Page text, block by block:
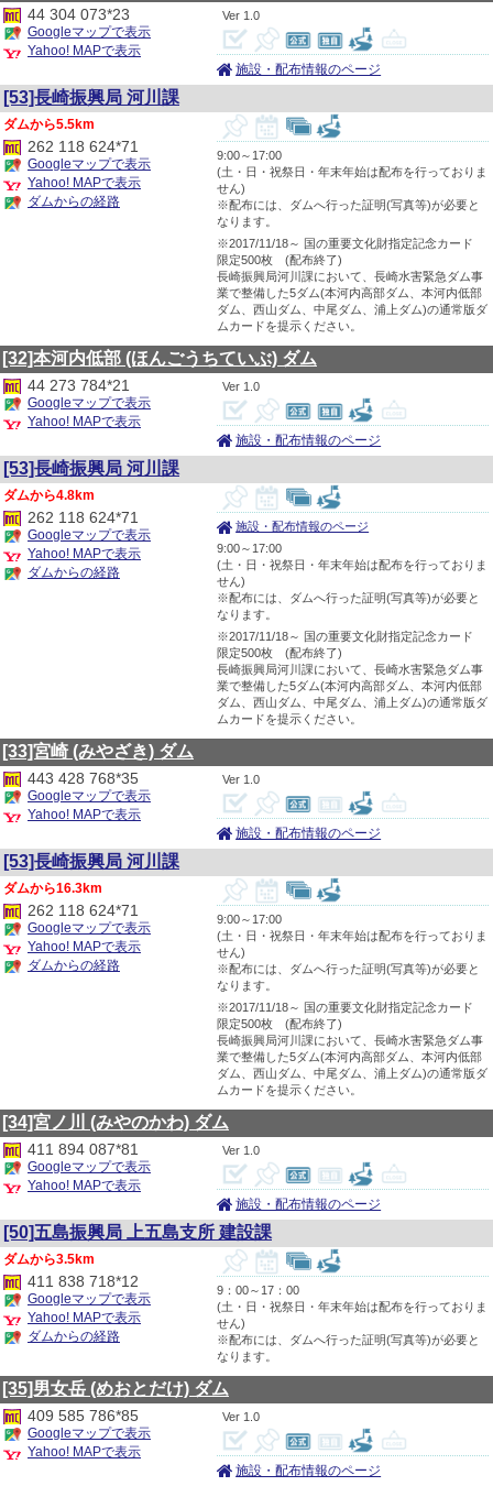
1.0
施設・配布情報のページ
44 304 073*23
Googleマップで表示
Yahoo! MAPで表示
[53]長崎振興局 河川課
9:00～17:00
(土・日・祝祭日・年末年始は配布を行っておりま
せん)
※配布には、ダムへ行った証明(写真等)が必要と
なります。
※2017/11/18～ 国の重要文化財指定記念カード
限定500枚 (配布終了)
長崎振興局河川課において、長崎水害緊急ダム事
業で整備した5ダム(本河内高部ダム、本河内低部
ダム、西山ダム、中尾ダム、浦上ダム)の通常版ダ
ムカードを提示ください。
5.5km
262 118 624*71
Googleマップで表示
Yahoo! MAPで表示
ダムからの経路
[32]本河内低部 (ほんごうちていぶ) ダム
1.0
施設・配布情報のページ
44 273 784*21
Googleマップで表示
Yahoo! MAPで表示
[53]長崎振興局 河川課
施設・配布情報のページ
9:00～17:00
(土・日・祝祭日・年末年始は配布を行っておりま
せん)
※配布には、ダムへ行った証明(写真等)が必要と
なります。
※2017/11/18～ 国の重要文化財指定記念カード
限定500枚 (配布終了)
長崎振興局河川課において、長崎水害緊急ダム事
業で整備した5ダム(本河内高部ダム、本河内低部
ダム、西山ダム、中尾ダム、浦上ダム)の通常版ダ
ムカードを提示ください。
4.8km
262 118 624*71
Googleマップで表示
Yahoo! MAPで表示
ダムからの経路
[33]宮崎 (みやざき) ダム
1.0
施設・配布情報のページ
443 428 768*35
Googleマップで表示
Yahoo! MAPで表示
[53]長崎振興局 河川課
9:00～17:00
(土・日・祝祭日・年末年始は配布を行っておりま
せん)
※配布には、ダムへ行った証明(写真等)が必要と
なります。
※2017/11/18～ 国の重要文化財指定記念カード
限定500枚 (配布終了)
長崎振興局河川課において、長崎水害緊急ダム事
業で整備した5ダム(本河内高部ダム、本河内低部
ダム、西山ダム、中尾ダム、浦上ダム)の通常版ダ
ムカードを提示ください。
16.3km
262 118 624*71
Googleマップで表示
Yahoo! MAPで表示
ダムからの経路
[34]宮ノ川 (みやのかわ) ダム
1.0
施設・配布情報のページ
411 894 087*81
Googleマップで表示
Yahoo! MAPで表示
[50]五島振興局 上五島支所 建設課
9：00～17：00
(土・日・祝祭日・年末年始は配布を行っておりま
せん)
※配布には、ダムへ行った証明(写真等)が必要と
なります。
3.5km
411 838 718*12
Googleマップで表示
Yahoo! MAPで表示
ダムからの経路
[35]男女岳 (めおとだけ) ダム
1.0
施設・配布情報のページ
409 585 786*85
Googleマップで表示
Yahoo! MAPで表示